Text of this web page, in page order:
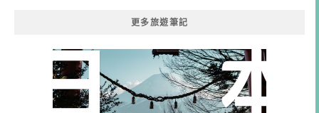
更多旅遊筆記